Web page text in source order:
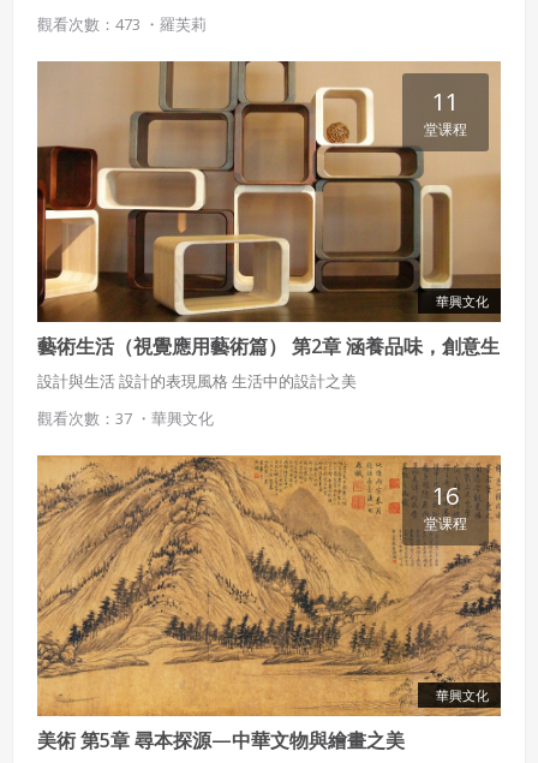
變便可一探究竟。這些老建築在如今轉型時，該如何巧妙的與在地
觀光與文化結合是本課程關注的重點。
觀看次數：473 ・ 羅芙莉
華興文化
11
堂课程
藝術生活（視覺應用藝術篇） 第2章 涵養品味，創意生
活
設計與生活 設計的表現風格 生活中的設計之美
觀看次數：37 ・ 華興文化
華興文化
16
堂课程
美術 第5章 尋本探源—中華文物與繪畫之美